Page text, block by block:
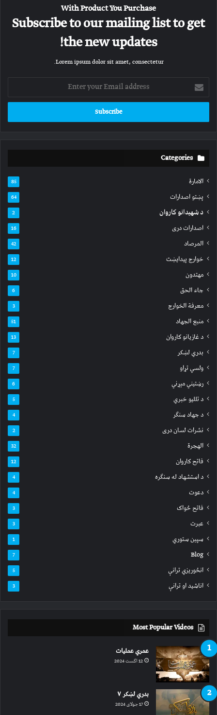
With Product You Purchase
Subscribe to our mailing list to get
the new updates!
Lorem ipsum dolor sit amet, consectetur.
Enter
your
Email
Categories
الامارة 85
پښتو اصدارات 64
د شهیدانو کاروان 2
اصدارات دری 16
المرصاد 42
خوارج پیدایښت 12
مهتدون 10
جاء الحق 6
معرفة الخوارج 3
منبع الجهاد 51
د غازیانو کاروان 13
بدري لښکر 7
ولسي تړاو 7
رښتیني مېړني 6
د تللیو خبري 5
د جهاد سنګر 4
نشرات لسان دری 2
الهجرة 32
فاتح کاروان 12
د استشهاد له سنګره 4
دعوت 4
فاتح ځواک 3
عبرت 3
سپين ستوري 1
Blog
7
انځوریزي ترانې 5
اناشید او ترانې 3
Most Popular Videos
عمري عملیات
12 اگست 2024
بدري لښکر ۷
17 جولای 2024